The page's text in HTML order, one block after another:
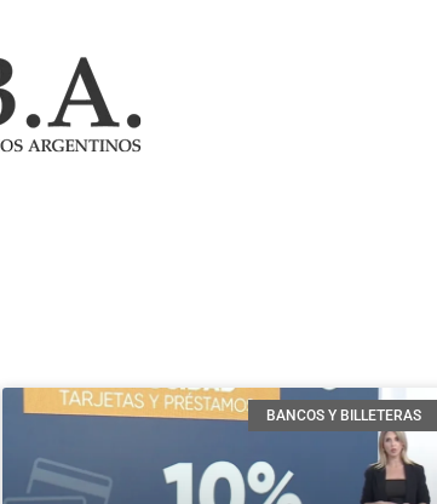
BANCOS Y BILLETERAS